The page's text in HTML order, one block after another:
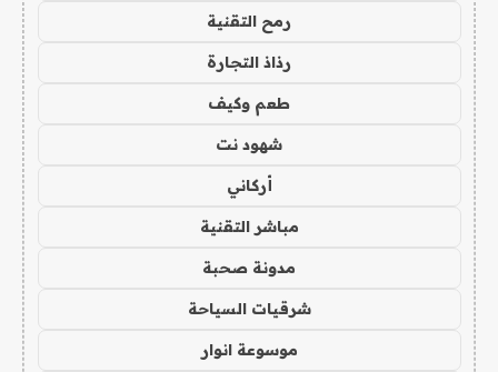
رمح التقنية
رذاذ التجارة
طعم وكيف
شهود نت
أركاني
مباشر التقنية
مدونة صحبة
شرقيات السياحة
موسوعة انوار